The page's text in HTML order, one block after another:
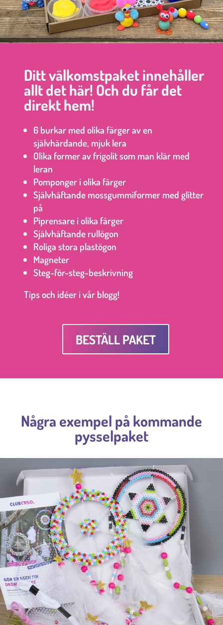
Ditt välkomstpaket innehåller
allt det här! Och du får det
direkt hem!
6 burkar med olika färger av en
självhärdande, mjuk lera
Olika former av frigolit som man klär med
leran
Pomponger i olika färger
Självhäftande mossgummiformer med glitter
på
Piprensare i olika färger
Självhäftande rullögon
Roliga stora plastögon
Magneter
Steg-för-steg-beskrivning
Tips och idéer i vår blogg!
BESTÄLL PAKET
Några exempel på kommande
pysselpaket